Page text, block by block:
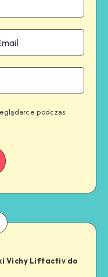
podczas
Vichy Liftactiv do